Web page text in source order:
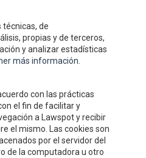
técnicas, de
propias y de terceros,
y analizar estadísticas
más información
con las prácticas
el fin de facilitar y
a Lawspot y recibir
el mismo. Las cookies son
por el servidor del
de la computadora u otro
prestigio y reconocimiento en